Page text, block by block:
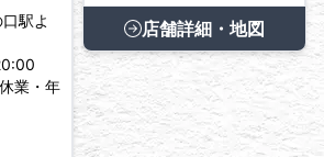
駅よ
業・年
店舗詳細・地図